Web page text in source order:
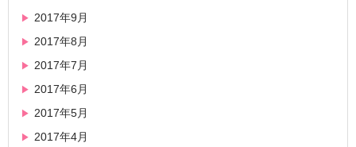
2017年9月
2017年8月
2017年7月
2017年6月
2017年5月
2017年4月